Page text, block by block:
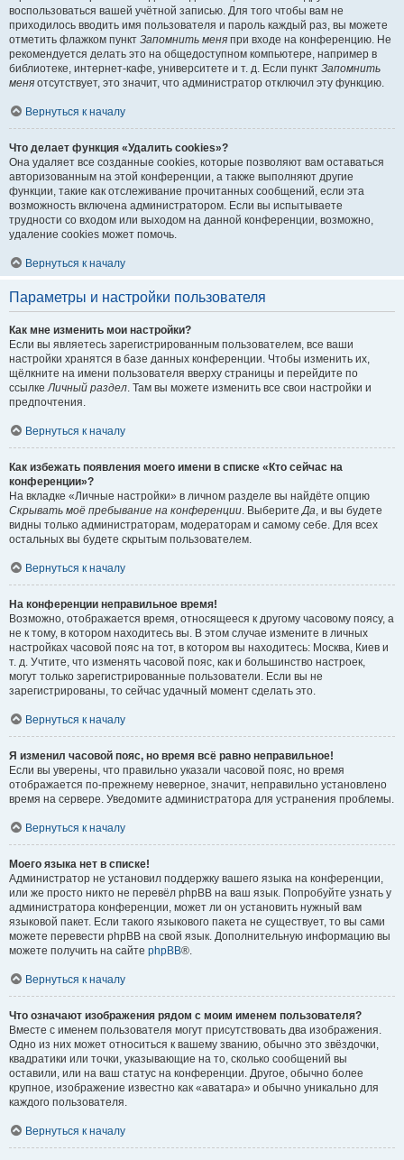
воспользоваться вашей учётной записью. Для того чтобы вам не
приходилось вводить имя пользователя и пароль каждый раз, вы можете
отметить флажком пункт Запомнить меня при входе на конференцию. Не
рекомендуется делать это на общедоступном компьютере, например в
библиотеке, интернет-кафе, университете и т. д. Если пункт Запомнить
меня отсутствует, это значит, что администратор отключил эту функцию.
Вернуться к началу
Что делает функция «Удалить cookies»?
Она удаляет все созданные cookies, которые позволяют вам оставаться
авторизованным на этой конференции, а также выполняют другие
функции, такие как отслеживание прочитанных сообщений, если эта
возможность включена администратором. Если вы испытываете
трудности со входом или выходом на данной конференции, возможно,
удаление cookies может помочь.
Вернуться к началу
Параметры и настройки пользователя
Как мне изменить мои настройки?
Если вы являетесь зарегистрированным пользователем, все ваши
настройки хранятся в базе данных конференции. Чтобы изменить их,
щёлкните на имени пользователя вверху страницы и перейдите по
ссылкеЛичный раздел. Там вы можете изменить все свои настройки и
предпочтения.
Вернуться к началу
Как избежать появления моего имени в списке «Кто сейчас на
конференции»?
На вкладке «Личные настройки» в личном разделе вы найдёте опцию
Скрывать моё пребывание на конференции. ВыберитеДа, и вы будете
видны только администраторам, модераторам и самому себе. Для всех
остальных вы будете скрытым пользователем.
Вернуться к началу
На конференции неправильное время!
Возможно, отображается время, относящееся к другому часовому поясу, а
не к тому, в котором находитесь вы. В этом случае измените в личных
настройках часовой пояс на тот, в котором вы находитесь: Москва, Киев и
т. д. Учтите, что изменять часовой пояс, как и большинство настроек,
могут только зарегистрированные пользователи. Если вы не
зарегистрированы, то сейчас удачный момент сделать это.
Вернуться к началу
Я изменил часовой пояс, но время всё равно неправильное!
Если вы уверены, что правильно указали часовой пояс, но время
отображается по-прежнему неверное, значит, неправильно установлено
время на сервере. Уведомите администратора для устранения проблемы.
Вернуться к началу
Моего языка нет в списке!
Администратор не установил поддержку вашего языка на конференции,
или же просто никто не перевёл phpBB на ваш язык. Попробуйте узнать у
администратора конференции, может ли он установить нужный вам
языковой пакет. Если такого языкового пакета не существует, то вы сами
можете перевести phpBB на свой язык. Дополнительную информацию вы
можете получить на сайте phpBB®.
Вернуться к началу
Что означают изображения рядом с моим именем пользователя?
Вместе с именем пользователя могут присутствовать два изображения.
Одно из них может относиться к вашему званию, обычно это звёздочки,
квадратики или точки, указывающие на то, сколько сообщений вы
оставили, или на ваш статус на конференции. Другое, обычно более
крупное, изображение известно как «аватара» и обычно уникально для
каждого пользователя.
Вернуться к началу